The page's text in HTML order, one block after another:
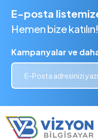
E-posta
Hemen bize katılın!
Kampanyalar ve